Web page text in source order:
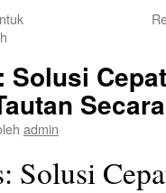
Solusi
admin
Solusi